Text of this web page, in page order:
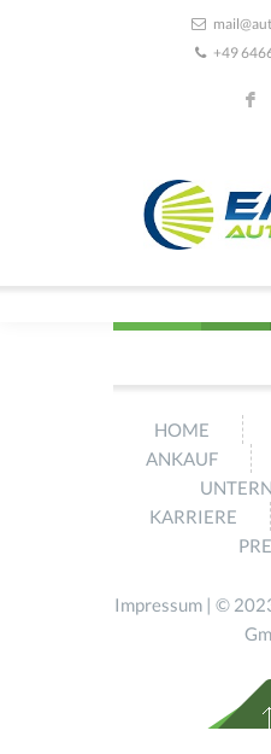
+49
F
HOME
ANKAUF
KARRIERE
Impressum | ©